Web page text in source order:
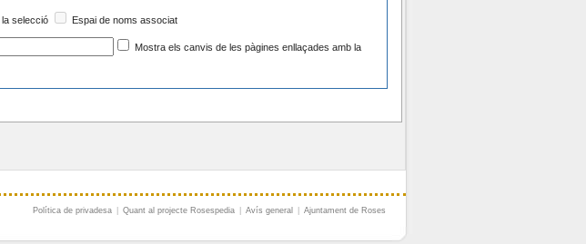
selecció Espai de noms associat
Mostra els canvis de les pàgines enllaçades amb la
Política de privadesa Quant al projecte Rosespedia Avís general Ajuntament de Roses